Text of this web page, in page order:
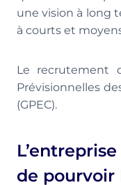
une vision à long
à courts et
Le recrutement
Prévisionnelles
(GPEC).
de pourvoir